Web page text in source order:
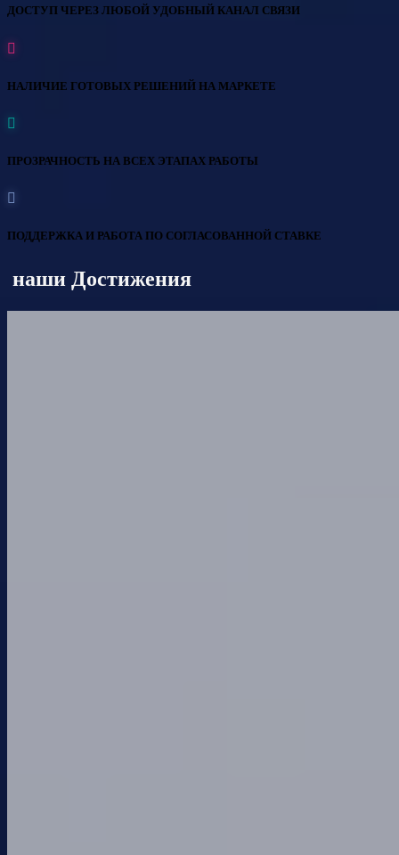
ДОСТУП ЧЕРЕЗ ЛЮБОЙ УДОБНЫЙ КАНАЛ СВЯЗИ
НАЛИЧИЕ ГОТОВЫХ РЕШЕНИЙ НА МАРКЕТЕ
ПРОЗРАЧНОСТЬ НА ВСЕХ ЭТАПАХ РАБОТЫ
ПОДДЕРЖКА И РАБОТА ПО СОГЛАСОВАННОЙ СТАВКЕ
наши Достижения